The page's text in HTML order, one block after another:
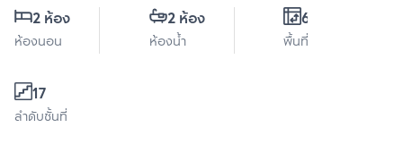
2 ห้อง
ห้องนอน
2 ห้อง
ห้องน้ำ
68 ตร.ม.
พื้นที่ใช้สอย
17
ลำดับชั้นที่